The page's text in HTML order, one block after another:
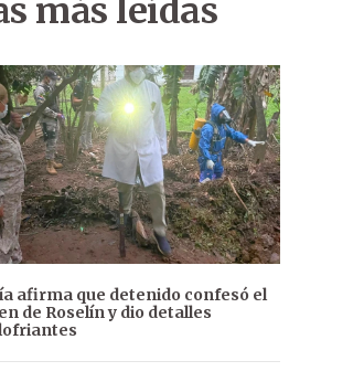
más leídas
afirma que detenido confesó el
de Roselín y dio detalles